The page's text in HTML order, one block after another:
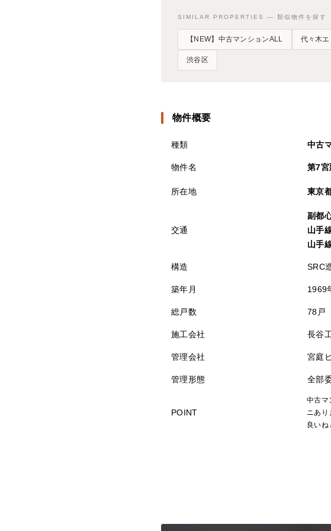
SIMILAR PROPERTIES — 類似物件を探す
【NEW】中古マンションALL 代々木エ
渋谷区
物件概要
種類 中古
物件名 第7宮
所在地 東京
交通
副都
山手
山手
構造 SRC
築年月 1969
総戸数 78戸
施工会社 長谷
管理会社 宮庭
管理形態 全部
POINT
中古マ
ニあり
良い